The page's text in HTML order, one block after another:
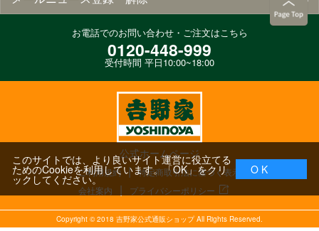
お電話でのお問い合わせ・ご注文はこちら
0120-448-999
受付時間 平日10:00~18:00
公式ホームページ
ご利用規約
特定商取引法に基づく表示
会社案内
プライバシーポリシー
Copyright ©2018 吉野家公式通販ショップ All Rights Reserved.
このサイトでは、より良いサイト運営に役立てる
ためのCookieを利用しています。「OK」をクリ
ックしてください。
O K